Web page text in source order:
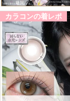
カラコンの着レポ